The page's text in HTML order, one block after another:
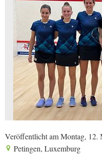
Veröffentlicht am Montag, 12.
Petingen, Luxemburg